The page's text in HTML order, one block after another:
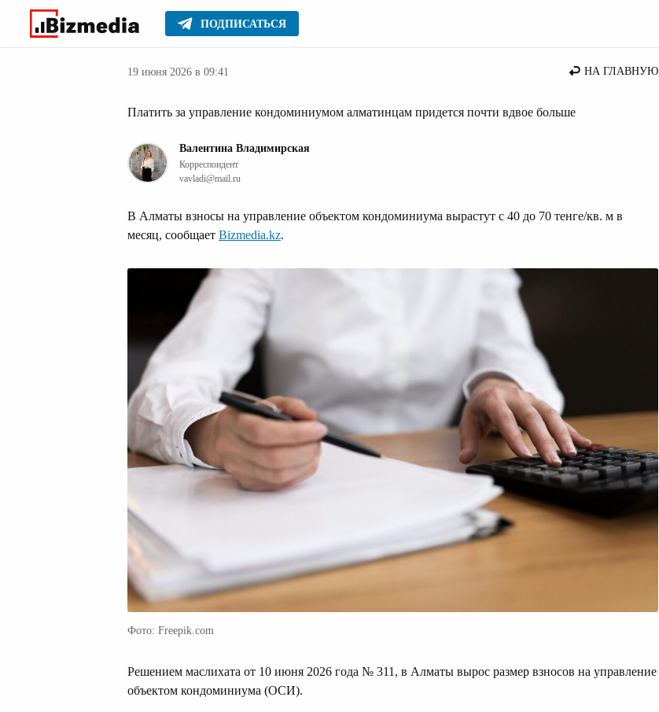
ПОДПИСАТЬСЯ
Главное Новости
19 июня 2026 в 09:41 НА ГЛАВНУЮ
Платить за управление кондоминиумом алматинцам придется почти вдвое больше
Валентина Владимирская
Корреспондент
vavladi@mail.ru
В Алматы взносы на управление объектом кондоминиума вырастут с 40 до 70 тенге/кв. м в
месяц, сообщает Bizmedia.kz.
Фото: Freepik.com
Решением маслихата от 10 июня 2026 года № 311, в Алматы вырос размер взносов на управление
объектом кондоминиума (ОСИ).